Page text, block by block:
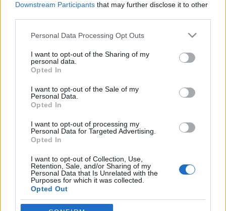
Downstream Participants that may further disclose it to other
Please note that this website/app uses one or more Google
not limited to your visit or usage behaviour. You may click to
grant or deny consent to Google and its third-party tags to
use your data for below specified purposes in below Google
consent section.
Personal Data Processing Opt Outs
I want to opt-out of the Sharing of my
personal data.
Opted In
I want to opt-out of the Sale of my
Personal Data.
Opted In
I want to opt-out of processing my
Personal Data for Targeted Advertising.
Opted In
I want to opt-out of Collection, Use,
Retention, Sale, and/or Sharing of my
Personal Data that Is Unrelated with the
Purposes for which it was collected.
Opted Out
Mások helyett büntették meg olvasónkat, Máriát, aki
érvényes jeggyel utazott, de az ellenőrök kitépték a
kezéből, hogy odaadják azt egy bliccelőnek.
eddig én is csak furcsán szemléltem azokat az
eseteket, melyek megjelennek…
Kérjük vigyázzanak, az ajtók nem
záródnak!
Király Dávid•2012. december 07.
szerinti kapacitása nem szabály, csak irányelv; a
fizika törvényeit kinevetve lényegében bármennyi
ember elfér rajtuk. Henna leveléből azonban kiderül,
új szelek fújnak a fővárosban. Ha busz túlterhelt,
nem indul. Tud ez bosszúságot…